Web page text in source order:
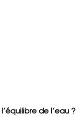
de l’eau ?